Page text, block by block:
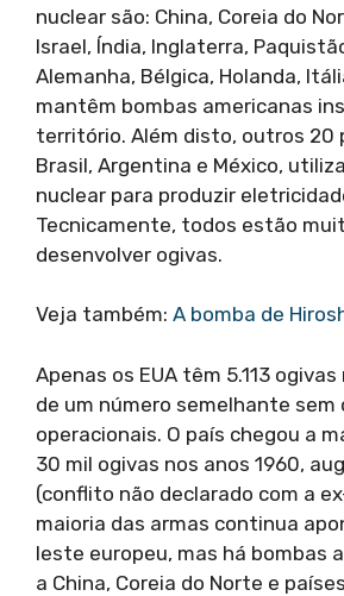
nuclear são: China, Coreia do
Israel, Índia, Inglaterra,
Alemanha, Bélgica, Holanda,
mantêm bombas americanas
território. Além disto, outros 20
Brasil, Argentina e México,
nuclear para produzir
Tecnicamente, todos estão
desenvolver ogivas.
Veja também: A bomba de
Apenas os EUA têm 5.113
de um número semelhante sem
operacionais. O país chegou a
30 mil ogivas nos anos 1960,
(conflito não declarado com a
maioria das armas continua
leste europeu, mas há bombas
a China, Coreia do Norte e